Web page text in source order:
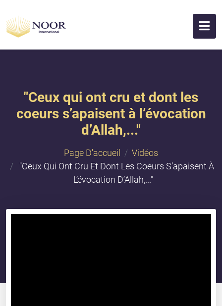
"Ceux qui ont cru et dont les
coeurs s’apaisent à l’évocation
d’Allah,..."
Page D'accueil
Vidéos
"Ceux Qui Ont Cru Et Dont Les Coeurs S’apaisent À
L’évocation D’Allah,..."